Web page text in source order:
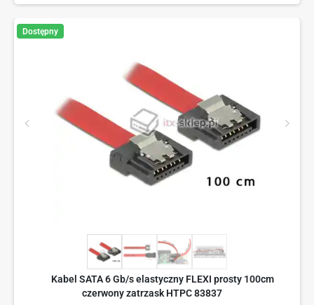
Dostępny
Kabel SATA 6 Gb/s elastyczny FLEXI prosty 100cm
czerwony zatrzask HTPC 83837